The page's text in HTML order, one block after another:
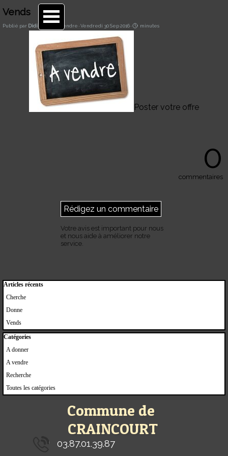
Aller au contenu
Vends
Publié par Didier A vendre · Vendredi 30 Sep 2016 · minutes
Poster votre offre
0
commentaires
Votre avis est important pour nous
et nous aide à améliorer notre
service.
Sauter le bloc Articles récents
Articles récents
Cherche
Donne
Vends
Sauter le bloc Catégories
Catégories
A donner
A vendre
Recherche
Toutes les catégories
Commune de
CRAINCOURT
03.87.01.39.87